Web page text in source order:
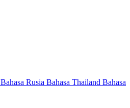
Bahasa Rusia Bahasa Thailand Bahasa